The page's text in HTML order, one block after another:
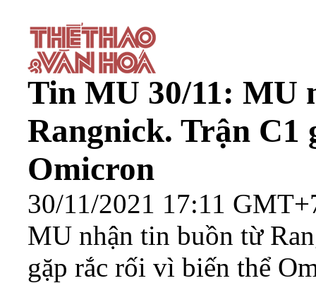
Tin MU 30/11: MU
Rangnick. Trận C1
Omicron
30/11/2021 17:11
MU nhận tin buồn từ
gặp rắc rối vì biến thể